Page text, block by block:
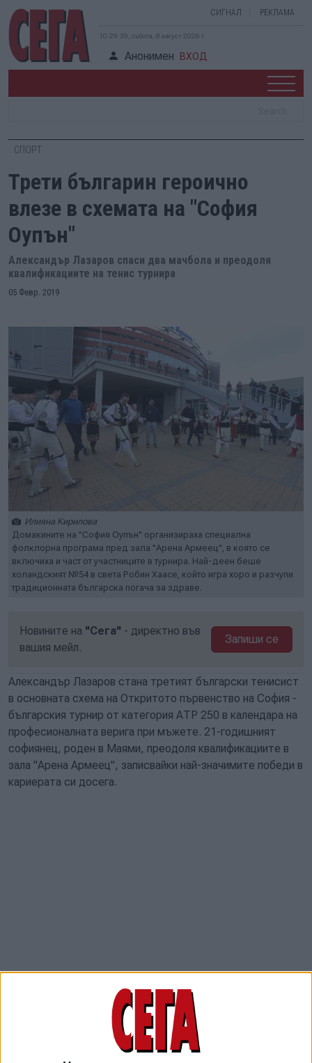
СИГНАЛ РЕКЛАМА
10:29:40, събота, 8 август 2026 г.
Анонимен ВХОД
СПОРТ
Трети българин героично
влезе в схемата на "София
Оупън"
Александър Лазаров спаси два мачбола и преодоля
квалификациите на тенис турнира
05 Февр. 2019
Илияна Кирилова
Домакините на "София Оупън" организираха специална
фолклорна програма пред зала "Арена Армеец", в която се
включиха и част от участниците в турнира. Най-деен беше
холандският №54 в света Робин Хаасе, който игра хоро и разчупи
традиционната българска погача за здраве.
Новините на "Сега" - директно във
вашия мейл.
Запиши се
Александър Лазаров стана третият български тенисист
в основната схема на Откритото първенство на София -
българския турнир от категория АТР 250 в календара на
професионалната верига при мъжете. 21-годишният
софиянец, роден в Маями, преодоля квалификациите в
зала "Арена Армеец", записвайки най-значимите победи в
кариерата си досега.
В I кръг на пресявките участващият с "уайлд кард"
Лазаров (без класиране в ранглистата в момента)
отстрани бившия №44 в света Лукаш Лацко (Слвк) със
7:6 (5), 6:2. Националът за купа "Дейвис" пропусна 7
мачбола, преди най-сетне да надмогне напрежението и